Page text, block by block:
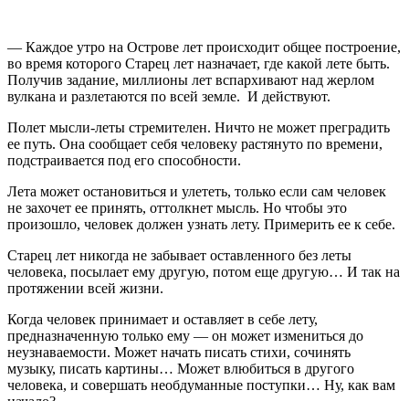
— Каждое утро на Острове лет происходит общее построение,
во время которого Старец лет назначает, где какой лете быть.
Получив задание, миллионы лет вспархивают над жерлом
вулкана и разлетаются по всей земле. И действуют.
Полет мысли-леты стремителен. Ничто не может преградить
ее путь. Она сообщает себя человеку растянуто по времени,
подстраивается под его способности.
Лета может остановиться и улететь, только если сам человек
не захочет ее принять, оттолкнет мысль. Но чтобы это
произошло, человек должен узнать лету. Примерить ее к себе.
Старец лет никогда не забывает оставленного без леты
человека, посылает ему другую, потом еще другую… И так на
протяжении всей жизни.
Когда человек принимает и оставляет в себе лету,
предназначенную только ему — он может измениться до
неузнаваемости. Может начать писать стихи, сочинять
музыку, писать картины… Может влюбиться в другого
человека, и совершать необдуманные поступки… Ну, как вам